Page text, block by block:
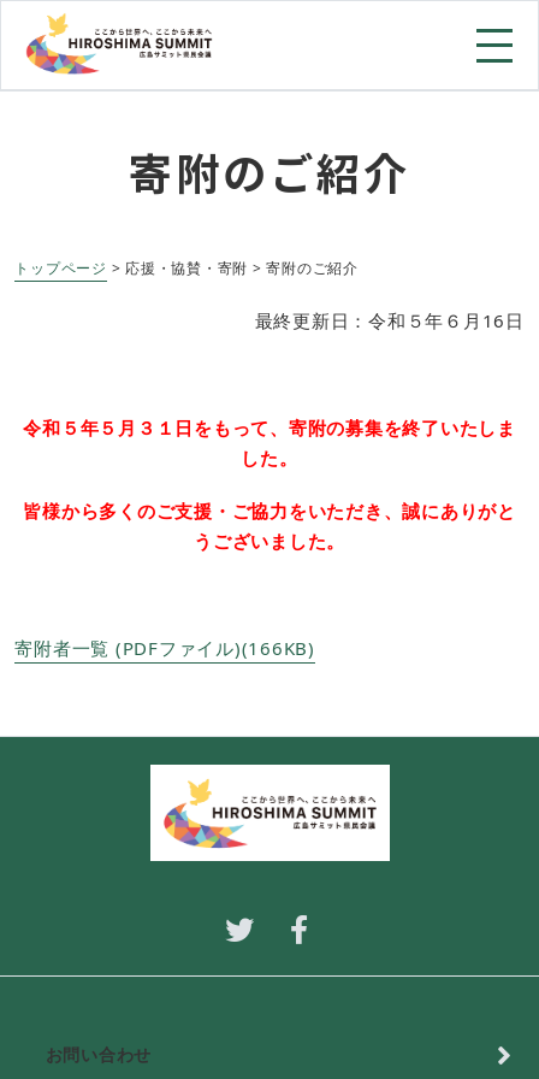
寄附のご紹介
トップページ > 応援・協賛・寄附 > 寄附のご紹介
最終更新日：令和５年６月16日
令和５年５月３１日をもって、寄附の募集を終了いたしま
した。
皆様から多くのご支援・ご協力をいただき、誠にありがと
うございました。
寄附者一覧 (PDFファイル)(166KB)
お問い合わせ